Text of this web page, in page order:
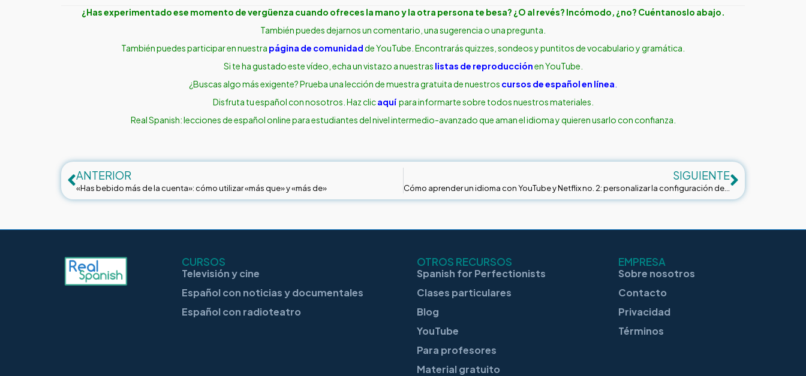
¿Has experimentado ese momento de vergüenza cuando ofreces la mano y la otra persona te besa? ¿O al revés? Incómodo, ¿no? Cuéntanoslo abajo.
También puedes dejarnos un comentario, una sugerencia o una pregunta.
También puedes participar en nuestra página de comunidadde YouTube. Encontrarás quizzes, sondeos y puntitos de vocabulario y gramática.
Si te ha gustado este vídeo, echa un vistazo a nuestras listas de reproducciónen YouTube.
¿Buscas algo más exigente? Prueba una lección de muestra gratuita de nuestros cursos de español en línea
Disfruta tu español con nosotros. Haz clicaquí para informarte sobre todos nuestros materiales.
Real Spanish: lecciones de español online para estudiantes del nivel intermedio-avanzado que aman el idioma y quieren usarlo con confianza.
ANTERIOR
«Has bebido más de la cuenta»: cómo utilizar «más que» y «más de»
SIGUIENTE
Cómo aprender un idioma con YouTube y Netflix no. 2: personalizar la configuración de los subtítulos y la velocidad de reproducción
CURSOS
Televisión y cine
Español con noticias y documentales
Español con radioteatro
OTROS RECURSOS
Spanish for Perfectionists
Clases particulares
Blog
YouTube
Para profesores
Material gratuito
EMPRESA
Sobre nosotros
Contacto
Privacidad
Términos